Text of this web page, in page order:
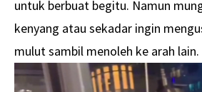
untuk berbuat begitu. Namun
kenyang atau sekadar ingin
mulut sambil menoleh ke arah lain.